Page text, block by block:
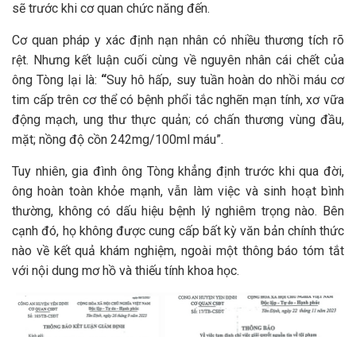
sẽ trước khi cơ quan chức năng đến.
Cơ quan pháp y xác định nạn nhân có nhiều thương tích rõ
rệt. Nhưng kết luận cuối cùng về nguyên nhân cái chết của
ông Tòng lại là: “Suy hô hấp, suy tuần hoàn do nhồi máu cơ
tim cấp trên cơ thể có bệnh phổi tắc nghẽn mạn tính, xơ vữa
động mạch, ung thư thực quản; có chấn thương vùng đầu,
mặt; nồng độ cồn 242mg/100ml máu”.
Tuy nhiên, gia đình ông Tòng khẳng định trước khi qua đời,
ông hoàn toàn khỏe mạnh, vẫn làm việc và sinh hoạt bình
thường, không có dấu hiệu bệnh lý nghiêm trọng nào. Bên
cạnh đó, họ không được cung cấp bất kỳ văn bản chính thức
nào về kết quả khám nghiệm, ngoài một thông báo tóm tắt
với nội dung mơ hồ và thiếu tính khoa học.